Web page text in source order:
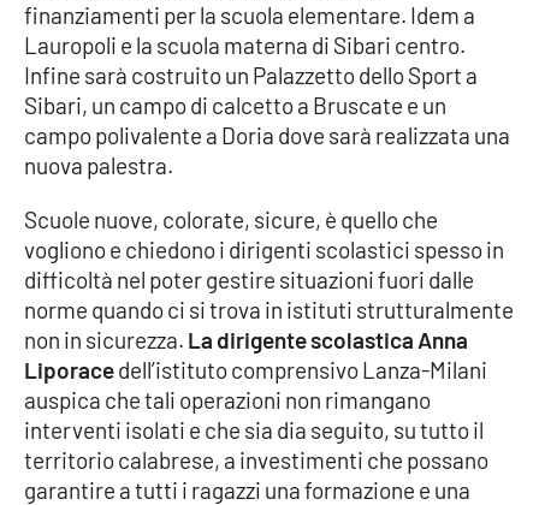
Crotone
Vibo Valentia
Reggio Calabria
Cosenza
Lamezia Terme
PROGETTI
SPECIALI
Buona Sanità Calabria
finanziamenti per la scuola elementare. Idem a
Lauropoli e la scuola materna di Sibari centro.
Infine sarà costruito un Palazzetto dello Sport a
Sibari, un campo di calcetto a Bruscate e un
campo polivalente a Doria dove sarà realizzata una
nuova palestra.
Scuole nuove, colorate, sicure, è quello che
vogliono e chiedono i dirigenti scolastici spesso in
difficoltà nel poter gestire situazioni fuori dalle
norme quando ci si trova in istituti strutturalmente
non in sicurezza. La dirigente scolastica Anna
Liporacedell’istituto comprensivo Lanza-Milani
auspica che tali operazioni non rimangano
interventi isolati e che sia dia seguito, su tutto il
territorio calabrese, a investimenti che possano
garantire a tutti i ragazzi una formazione e una